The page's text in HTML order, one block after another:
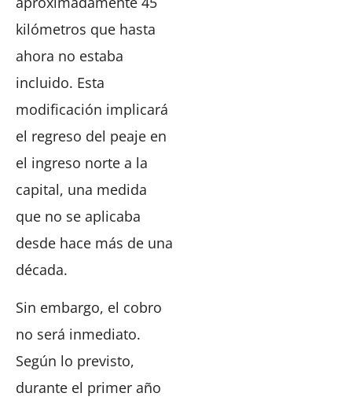
kilómetros que hasta
ahora no estaba
incluido. Esta
modificación implicará
el regreso del peaje en
el ingreso norte a la
capital, una medida
que no se aplicaba
desde hace más de una
década.
Sin embargo, el cobro
no será inmediato.
Según lo previsto,
durante el primer año